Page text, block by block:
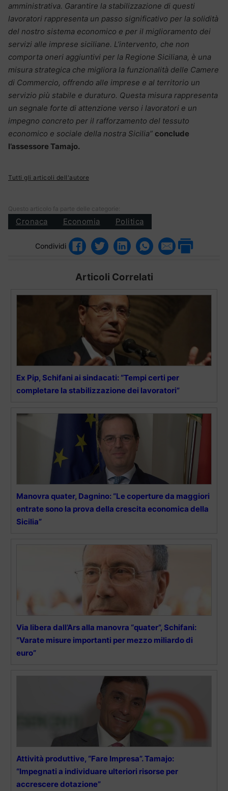
amministrativa. Garantire la stabilizzazione di questi
lavoratori rappresenta un passo significativo per la solidità
del nostro sistema economico e per il miglioramento dei
servizi alle imprese siciliane. L’intervento, che non
comporta oneri aggiuntivi per la Regione Siciliana, è una
misura strategica che migliora la funzionalità delle Camere
di Commercio, offrendo alle imprese e al territorio un
servizio più stabile e duraturo. Questa misura rappresenta
un segnale forte di attenzione verso i lavoratori e un
impegno concreto per il rafforzamento del tessuto
economico e sociale della nostra Sicilia” conclude
l’assessore Tamajo.
Tutti gli articoli dell'autore
Questo articolo fa parte delle categorie:
Cronaca Economia Politica
Condividi
Articoli Correlati
Ex Pip, Schifani ai sindacati: “Tempi certi per
completare la stabilizzazione dei lavoratori”
Manovra quater, Dagnino: “Le coperture da maggiori
entrate sono la prova della crescita economica della
Sicilia”
Via libera dall’Ars alla manovra “quater”, Schifani:
“Varate misure importanti per mezzo miliardo di
euro”
Attività produttive, “Fare Impresa”. Tamajo:
“Impegnati a individuare ulteriori risorse per
accrescere dotazione”